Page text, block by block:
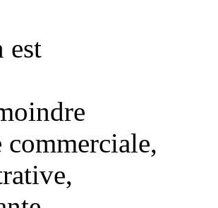
est